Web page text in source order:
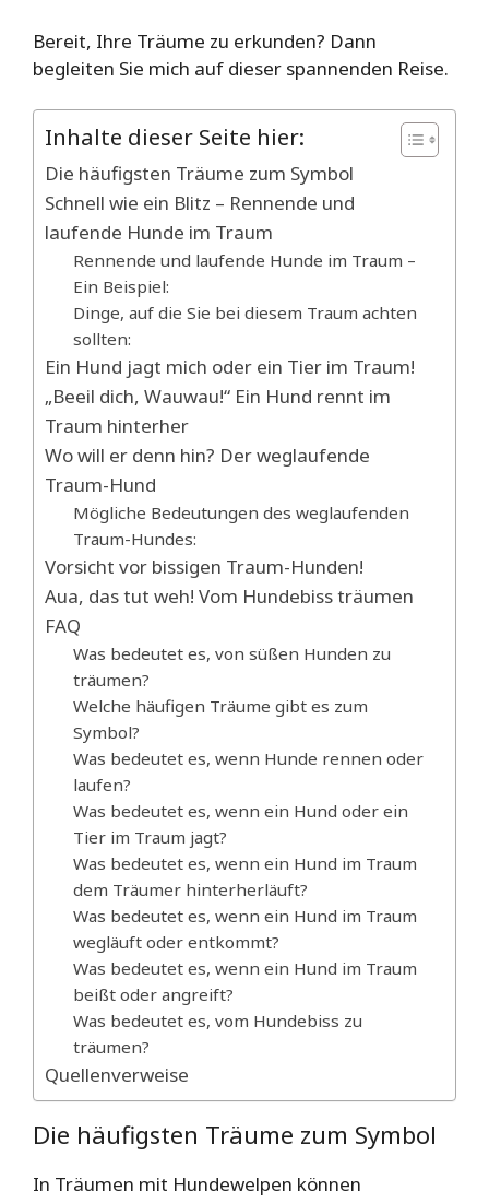
Bereit, Ihre Träume zu erkunden? Dann
begleiten Sie mich auf dieser spannenden Reise.
Inhalte dieser Seite hier:
Die häufigsten Träume zum Symbol
Schnell wie ein Blitz – Rennende und
laufende Hunde im Traum
Rennende und laufende Hunde im Traum –
Ein Beispiel:
Dinge, auf die Sie bei diesem Traum achten
sollten:
Ein Hund jagt mich oder ein Tier im Traum!
„Beeil dich, Wauwau!“ Ein Hund rennt im
Traum hinterher
Wo will er denn hin? Der weglaufende
Traum-Hund
Mögliche Bedeutungen des weglaufenden
Traum-Hundes:
Vorsicht vor bissigen Traum-Hunden!
Aua, das tut weh! Vom Hundebiss träumen
FAQ
Was bedeutet es, von süßen Hunden zu
träumen?
Welche häufigen Träume gibt es zum
Symbol?
Was bedeutet es, wenn Hunde rennen oder
laufen?
Was bedeutet es, wenn ein Hund oder ein
Tier im Traum jagt?
Was bedeutet es, wenn ein Hund im Traum
dem Träumer hinterherläuft?
Was bedeutet es, wenn ein Hund im Traum
wegläuft oder entkommt?
Was bedeutet es, wenn ein Hund im Traum
beißt oder angreift?
Was bedeutet es, vom Hundebiss zu
träumen?
Quellenverweise
Die häufigsten Träume zum Symbol
In Träumen mit Hundewelpen können